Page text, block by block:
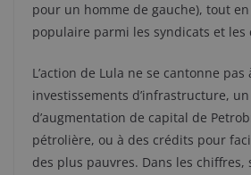
pour un homme de gauche), tout
populaire parmi les syndicats et les
L’action de Lula ne se cantonne pas
investissements d’infrastructure,
d’augmentation de capital de
pétrolière, ou à des crédits pour
des plus pauvres. Dans les chiffres,